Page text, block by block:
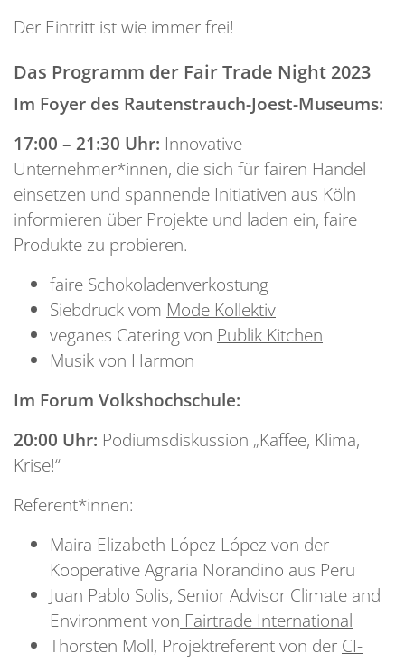
Der Eintritt ist wie immer frei!
Das Programm der Fair Trade Night 2023
Im Foyer des Rautenstrauch-Joest-Museums:
17:00 – 21:30 Uhr: Innovative
Unternehmer*innen, die sich für fairen Handel
einsetzen und spannende Initiativen aus Köln
informieren über Projekte und laden ein, faire
Produkte zu probieren.
faire Schokoladenverkostung
Siebdruck vom Mode Kollektiv
veganes Catering von Publik Kitchen
Musik von Harmon
Im Forum Volkshochschule:
20:00 Uhr: Podiumsdiskussion „Kaffee, Klima,
Krise!“
Referent*innen:
Maira Elizabeth López López von der
Kooperative Agraria Norandino aus Peru
Juan Pablo Solis, Senior Advisor Climate and
Environment von Fairtrade International
Thorsten Moll, Projektreferent von der CI-